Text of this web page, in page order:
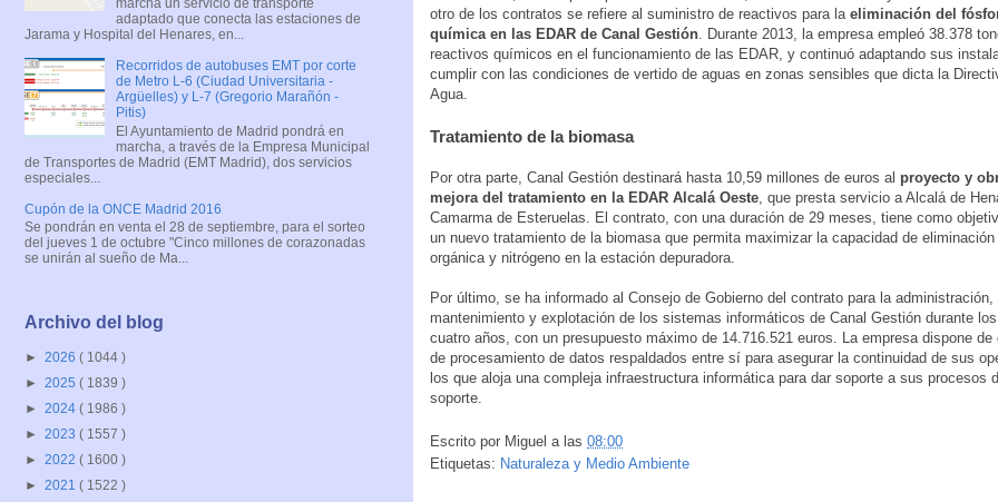
otro de los contratos se refiere al suministro de reactivos para laeliminación del
química en las EDAR de Canal Gestión. Durante 2013, la empresa empleó 38.378
reactivos químicos en el funcionamiento de las EDAR, y continuó adaptando sus
cumplir con las condiciones de vertido de aguas en zonas sensibles que dicta la
Agua.
Tratamiento de la biomasa
Por otra parte, Canal Gestión destinará hasta 10,59 millones de euros al proyecto y
mejora del tratamiento en la EDAR Alcalá Oeste, que presta servicio a Alcalá de
Camarma de Esteruelas. El contrato, con una duración de 29 meses, tiene como
un nuevo tratamiento de la biomasa que permita maximizar la capacidad de
orgánica y nitrógeno en la estación depuradora.
Por último, se ha informado al Consejo de Gobierno del contrato para la administración,
mantenimiento y explotación de los sistemas informáticos de Canal Gestión durante
cuatro años, con un presupuesto máximo de 14.716.521 euros. La empresa dispone de
de procesamiento de datos respaldados entre sí para asegurar la continuidad de sus
los que aloja una compleja infraestructura informática para dar soporte a sus procesos
soporte.
Escrito por Miguel a las 08:00
Etiquetas: Naturaleza y Medio Ambiente
marcha un servicio de transporte
adaptado que conecta las estaciones de
Jarama y Hospital del Henares, en...
Recorridos de autobuses EMT por corte
de Metro L-6 (Ciudad Universitaria -
Argüelles) y L-7 (Gregorio Marañón -
Pitis)
El Ayuntamiento de Madrid pondrá en
marcha, a través de la Empresa Municipal
de Transportes de Madrid (EMT Madrid), dos servicios
especiales...
Cupón de la ONCE Madrid 2016
Se pondrán en venta el 28 de septiembre, para el sorteo
del jueves 1 de octubre "Cinco millones de corazonadas
se unirán al sueño de Ma...
Archivo del blog
► 2026 ( 1044 )
► 2025 ( 1839 )
► 2024 ( 1986 )
► 2023 ( 1557 )
► 2022 ( 1600 )
► 2021 ( 1522 )